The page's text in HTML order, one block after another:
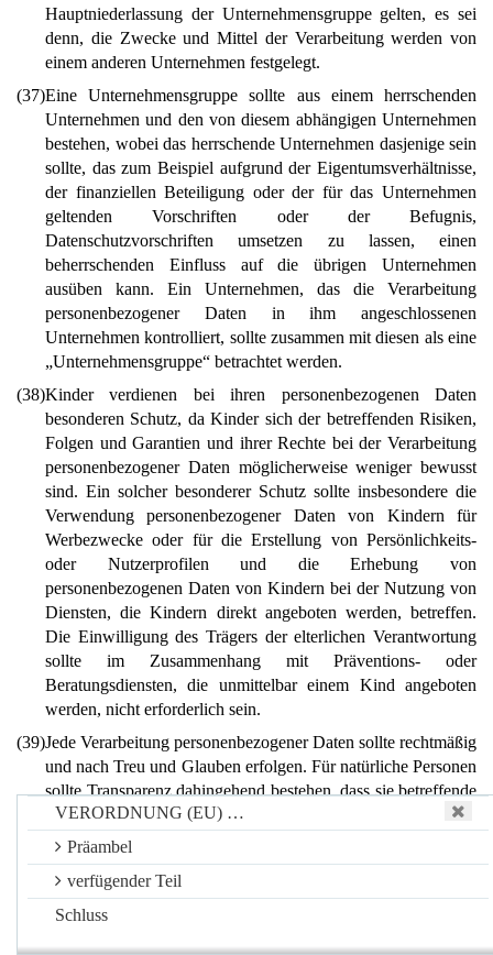
VERORDNUNG (EU) …
Präambel
verfügender Teil
Schluss
Hauptniederlassung der Unternehmensgruppe gelten, es sei
denn, die Zwecke und Mittel der Verarbeitung werden von
einem anderen Unternehmen festgelegt.
(37)Eine Unternehmensgruppe sollte aus einem herrschenden
Unternehmen und den von diesem abhängigen Unternehmen
bestehen, wobei das herrschende Unternehmen dasjenige sein
sollte, das zum Beispiel aufgrund der Eigentumsverhältnisse,
der finanziellen Beteiligung oder der für das Unternehmen
geltenden Vorschriften oder der Befugnis,
Datenschutzvorschriften umsetzen zu lassen, einen
beherrschenden Einfluss auf die übrigen Unternehmen
ausüben kann. Ein Unternehmen, das die Verarbeitung
personenbezogener Daten in ihm angeschlossenen
Unternehmen kontrolliert, sollte zusammen mit diesen als eine
„Unternehmensgruppe“ betrachtet werden.
(38)Kinder verdienen bei ihren personenbezogenen Daten
besonderen Schutz, da Kinder sich der betreffenden Risiken,
Folgen und Garantien und ihrer Rechte bei der Verarbeitung
personenbezogener Daten möglicherweise weniger bewusst
sind. Ein solcher besonderer Schutz sollte insbesondere die
Verwendung personenbezogener Daten von Kindern für
Werbezwecke oder für die Erstellung von Persönlichkeits-
oder Nutzerprofilen und die Erhebung von
personenbezogenen Daten von Kindern bei der Nutzung von
Diensten, die Kindern direkt angeboten werden, betreffen.
Die Einwilligung des Trägers der elterlichen Verantwortung
sollte im Zusammenhang mit Präventions- oder
Beratungsdiensten, die unmittelbar einem Kind angeboten
werden, nicht erforderlich sein.
(39)Jede Verarbeitung personenbezogener Daten sollte rechtmäßig
und nach Treu und Glauben erfolgen. Für natürliche Personen
sollte Transparenz dahingehend bestehen, dass sie betreffende
personenbezogene Daten erhoben, verwendet, eingesehen
oder anderweitig verarbeitet werden und in welchem Umfang
die personenbezogenen Daten verarbeitet werden und künftig
noch verarbeitet werden. Der Grundsatz der Transparenz setzt
voraus, dass alle Informationen und Mitteilungen zur